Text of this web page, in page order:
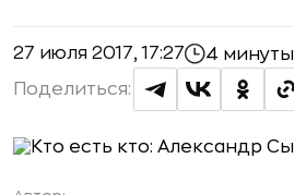
27 июля 2017, 17:27 4 минуты
Поделиться: